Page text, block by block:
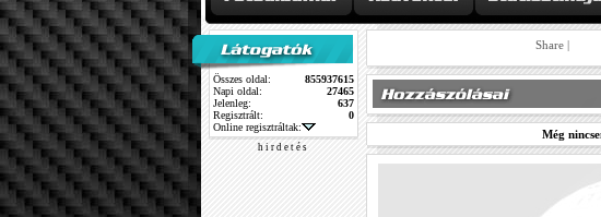
Összes oldal:
855937615
Napi oldal:
27465
Jelenleg:
637
Regisztrált:
0
Online regisztráltak:
h i r d e t é s
Share |
Még